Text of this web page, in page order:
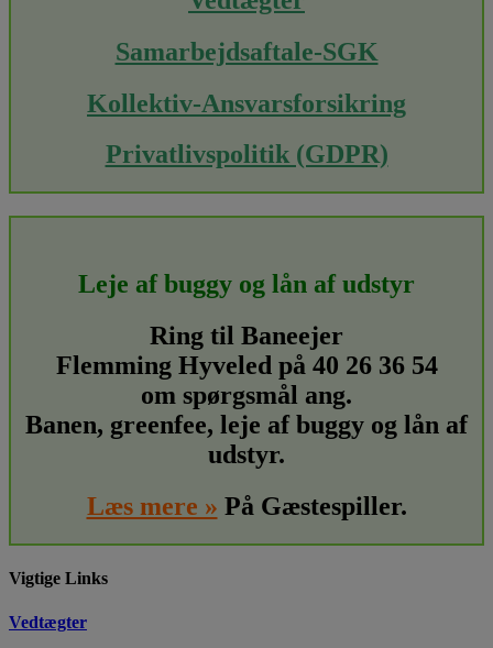
Samarbejdsaftale-SGK
Kollektiv-Ansvarsforsikring
Privatlivspolitik (GDPR)
Leje af buggy og lån af udstyr
Ring til Baneejer
Flemming Hyveled på 40 26 36 54
om spørgsmål ang.
Banen, greenfee, leje af buggy og lån af
udstyr.
Læs mere » På Gæstespiller.
Vigtige Links
Vedtægter